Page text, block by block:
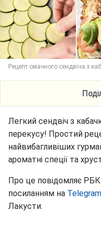
Рецепт смачного сендвіча з
Легкий сендвіч з
перекусу! Простий
найвибагливіших
ароматні спеції та
Про це повідомляє
посиланням на Telegram
Лакусти.